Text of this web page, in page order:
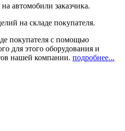
автомобили заказчика.
на складе покупателя.
покупателя с помощью
для этого оборудования и
нашей компании. подробнее...